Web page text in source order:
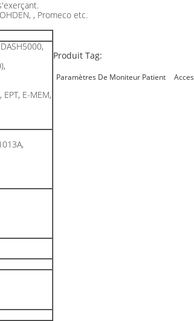
, Promeco etc.
EPT, E-MEM,
Produit Tag:
Paramètres De Moniteur Patient